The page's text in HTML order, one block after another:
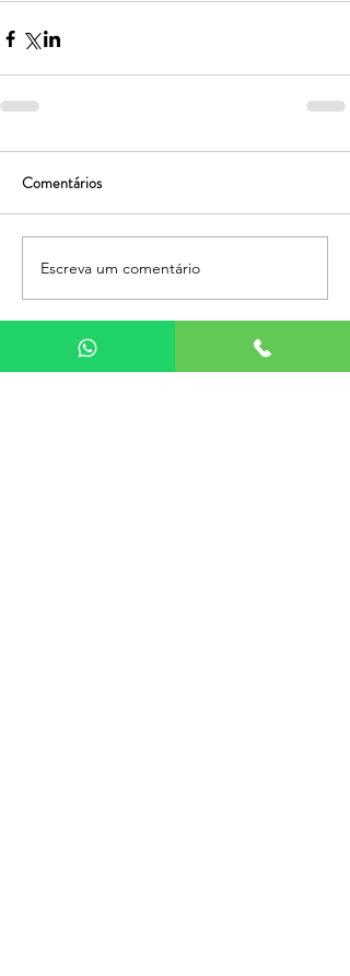
Comentários
Escreva um comentário